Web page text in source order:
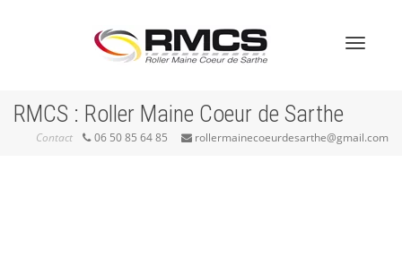
RMCS : Roller Maine Coeur de Sarthe
Contact 06 50 85 64 85 rollermainecoeurdesarthe@gmail.com